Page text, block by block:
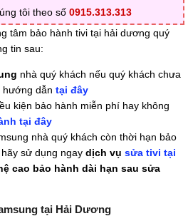
tôi theo số 0915.313.313
tâm bảo hành tivi tại hải dương quý
tin sau:
nhà quý khách nếu quý khách chưa
hướng dẫn tại đây
kiện bảo hành miễn phí hay không
tại đây
nhà quý khách còn thời hạn bảo
sử dụng ngay dịch vụ sửa tivi tại
cao bảo hành dài hạn sau sửa
tại Hải Dương